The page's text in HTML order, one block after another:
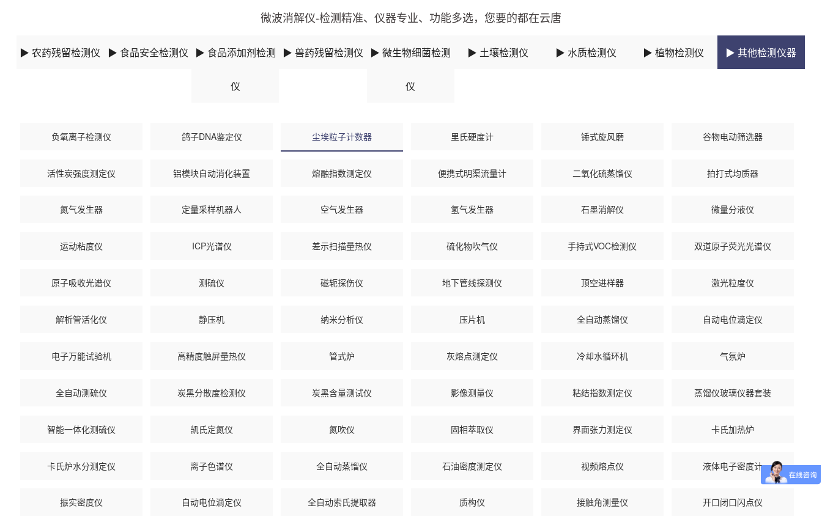
微波消解仪-检测精准、仪器专业、功能多选，您要的都在云唐
▶ 农药残留检测仪 ▶ 食品安全检测仪 ▶ 食品添加剂检测
仪
▶ 兽药残留检测仪 ▶ 微生物细菌检测
仪
▶ 土壤检测仪 ▶ 水质检测仪 ▶ 植物检测仪 ▶ 其他检测仪器
负氧离子检测仪 鸽子DNA鉴定仪 尘埃粒子计数器 里氏硬度计 锤式旋风磨 谷物电动筛选器
活性炭强度测定仪 铝模块自动消化装置 熔融指数测定仪 便携式明渠流量计 二氧化硫蒸馏仪 拍打式均质器
氮气发生器 定量采样机器人 空气发生器 氢气发生器 石墨消解仪 微量分液仪
运动粘度仪 ICP光谱仪 差示扫描量热仪 硫化物吹气仪 手持式VOC检测仪 双道原子荧光光谱仪
原子吸收光谱仪 测硫仪 磁轭探伤仪 地下管线探测仪 顶空进样器 激光粒度仪
解析管活化仪 静压机 纳米分析仪 压片机 全自动蒸馏仪 自动电位滴定仪
电子万能试验机 高精度触屏量热仪 管式炉 灰熔点测定仪 冷却水循环机 气氛炉
全自动测硫仪 炭黑分散度检测仪 炭黑含量测试仪 影像测量仪 粘结指数测定仪 蒸馏仪玻璃仪器套装
智能一体化测硫仪 凯氏定氮仪 氮吹仪 固相萃取仪 界面张力测定仪 卡氏加热炉
卡氏炉水分测定仪 离子色谱仪 全自动蒸馏仪 石油密度测定仪 视频熔点仪 液体电子密度计
振实密度仪 自动电位滴定仪 全自动索氏提取器 质构仪 接触角测量仪 开口闭口闪点仪